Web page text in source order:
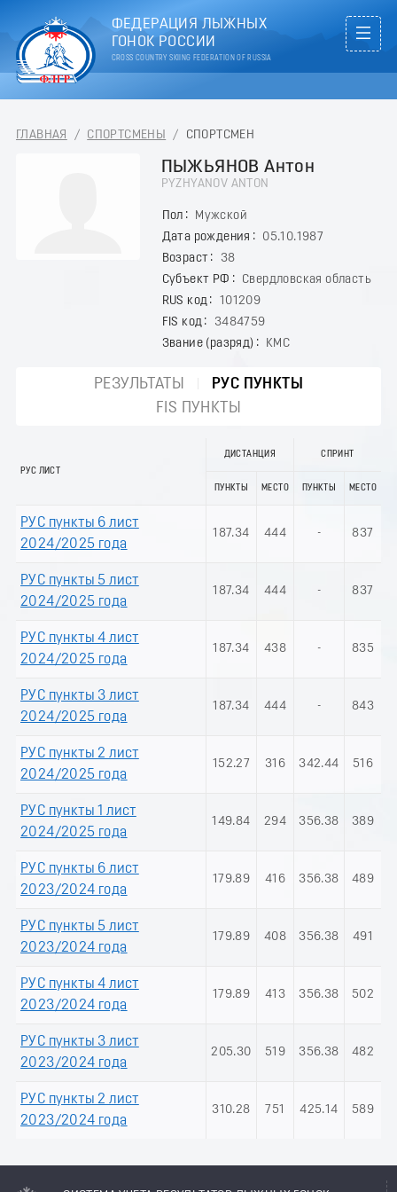
ФЕДЕРАЦИЯ ЛЫЖНЫХ
ГОНОК РОССИИ
CROSS COUNTRY SKIING FEDERATION OF RUSSIA
ГЛАВНАЯ / СПОРТСМЕНЫ / СПОРТСМЕН
ПЫЖЬЯНОВ Антон
PYZHYANOV ANTON
Пол
Мужской
Дата рождения
05.10.1987
Возраст
38
Субъект РФ
Свердловская область
RUS код
101209
FIS код
3484759
Звание (разряд)
КМС
РЕЗУЛЬТАТЫ
РУС ПУНКТЫ
FIS ПУНКТЫ
РУС ЛИСТ
ДИСТАНЦИЯ СПРИНТ
ПУНКТЫ МЕСТО ПУНКТЫ МЕСТО
РУС пункты 6 лист
2024/2025 года
187.34 444 - 837
РУС пункты 5 лист
2024/2025 года
187.34 444 - 837
РУС пункты 4 лист
2024/2025 года
187.34 438 - 835
РУС пункты 3 лист
2024/2025 года
187.34 444 - 843
РУС пункты 2 лист
2024/2025 года
152.27 316 342.44 516
РУС пункты 1 лист
2024/2025 года
149.84 294 356.38 389
РУС пункты 6 лист
2023/2024 года
179.89 416 356.38 489
РУС пункты 5 лист
2023/2024 года
179.89 408 356.38 491
РУС пункты 4 лист
2023/2024 года
179.89 413 356.38 502
РУС пункты 3 лист
2023/2024 года
205.30 519 356.38 482
РУС пункты 2 лист
2023/2024 года
310.28 751 425.14 589